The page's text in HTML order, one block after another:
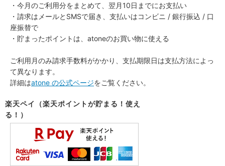
・今月のご利用分をまとめて、翌月10日までにお支払い
・請求はメールとSMSで届き、支払いはコンビニ / 銀行振込 / 口
座振替で
・貯まったポイントは、atoneのお買い物に使える
ご利用月のみ請求手数料がかかり、支払期限日は支払方法によっ
て異なります。
詳細はatone の公式ページをご覧ください。
楽天ペイ（楽天ポイントが貯まる！使え
る！）